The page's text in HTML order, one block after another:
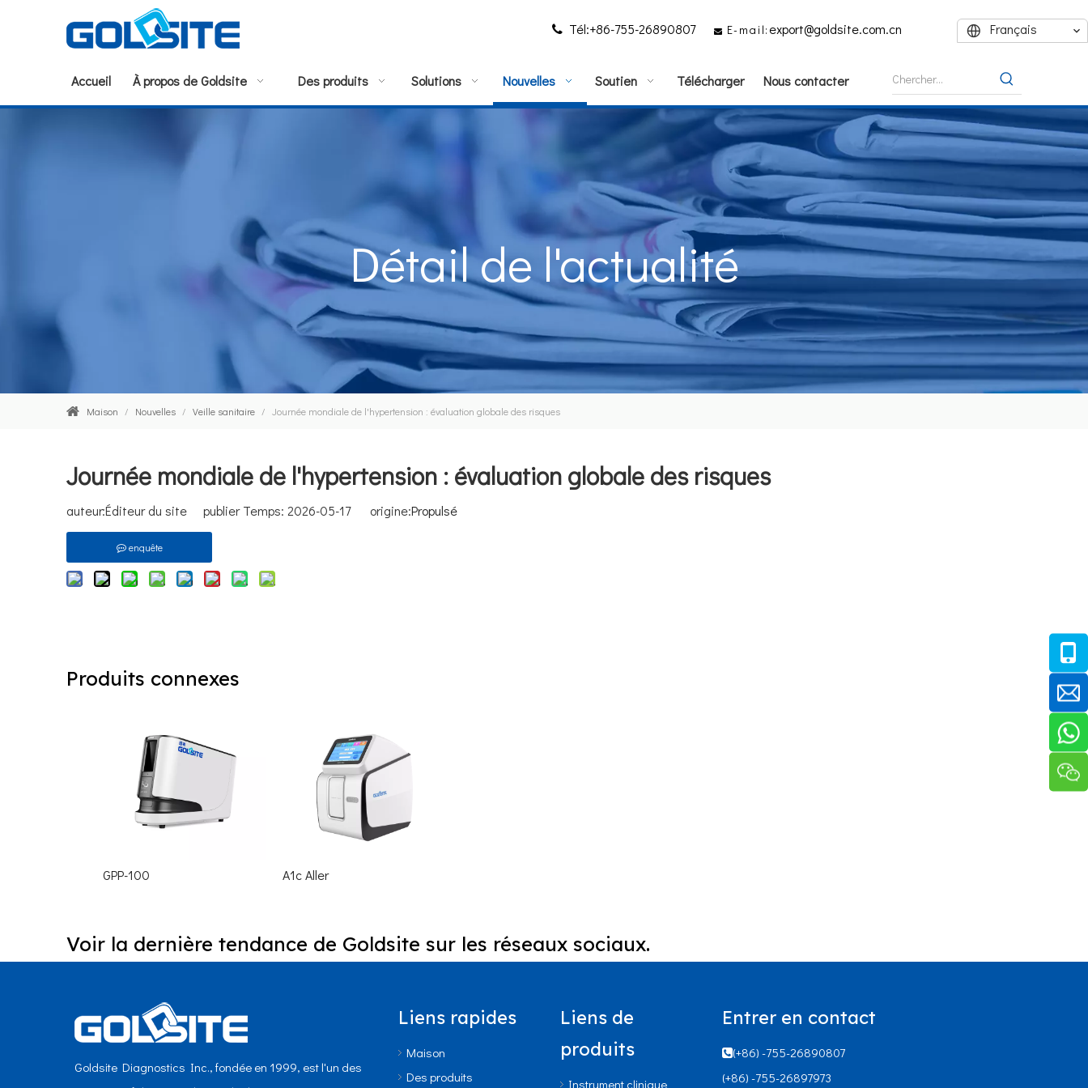
 Tél:+86-755-26890807  E-mail: export@goldsite.com.cn Français
Accueil À propos de Goldsite Des produits Solutions Nouvelles Soutien Télécharger Nous contacter
Détail de l'actualité
Maison / Nouvelles / Veille sanitaire / Journée mondiale de l'hypertension : évaluation globale des risques
Journée mondiale de l'hypertension : évaluation globale des risques
auteur:Éditeur du site publier Temps: 2026-05-17 origine:Propulsé
enquête
Produits connexes
GPP-100 A1c Aller
Voir la dernière tendance de Goldsite sur les réseaux sociaux.
Goldsite Diagnostics Inc., fondée en 1999, est l'un des
Liens rapides
Maison
Des produits
Liens de
produits
Instrument clinique
Entrer en contact
(+86) -755-26890807
(+86) -755-26897973